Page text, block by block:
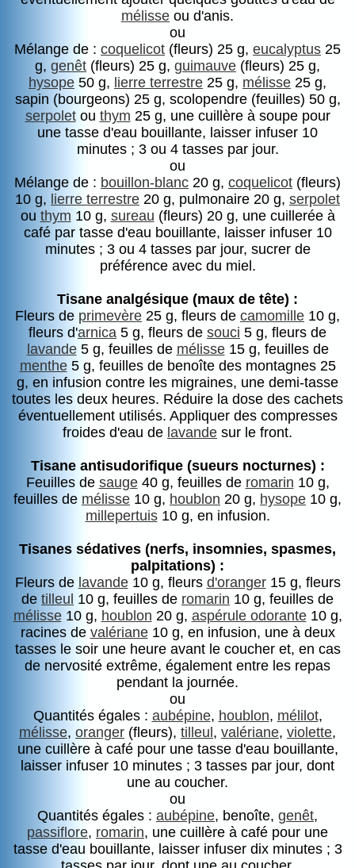
mélisse ou d'anis.
ou
Mélange de : coquelicot (fleurs) 25 g, eucalyptus 25
g, genêt (fleurs) 25 g, guimauve (fleurs) 25 g,
hysope 50 g, lierre terrestre 25 g, mélisse 25 g,
sapin (bourgeons) 25 g, scolopendre (feuilles) 50 g,
serpoletou thym 25 g, une cuillère à soupe pour
une tasse d'eau bouillante, laisser infuser 10
minutes ; 3 ou 4 tasses par jour.
ou
Mélange de : bouillon-blanc 20 g, coquelicot (fleurs)
10 g, lierre terrestre 20 g, pulmonaire 20 g, serpolet
ou thym 10 g, sureau (fleurs) 20 g, une cuillerée à
café par tasse d'eau bouillante, laisser infuser 10
minutes ; 3 ou 4 tasses par jour, sucrer de
préférence avec du miel.
Tisane analgésique (maux de tête) :
Fleurs de primevère 25 g, fleurs de camomille 10 g,
fleurs d'arnica 5 g, fleurs de souci 5 g, fleurs de
lavande5 g, feuilles de mélisse15 g, feuilles de
menthe5 g, feuilles de benoîte des montagnes 25
g, en infusion contre les migraines, une demi-tasse
toutes les deux heures. Réduire la dose des cachets
éventuellement utilisés. Appliquer des compresses
froides d'eau de lavande sur le front.
Tisane antisudorifique (sueurs nocturnes) :
Feuilles de sauge40 g, feuilles de romarin 10 g,
feuilles de mélisse 10 g, houblon 20 g, hysope 10 g,
millepertuis10 g, en infusion.
Tisanes sédatives (nerfs, insomnies, spasmes,
palpitations) :
Fleurs de lavande10 g, fleurs d'oranger15 g, fleurs
de tilleul 10 g, feuilles de romarin 10 g, feuilles de
mélisse10 g, houblon 20 g, aspérule odorante10 g,
racines de valériane10 g, en infusion, une à deux
tasses le soir une heure avant le coucher et, en cas
de nervosité extrême, également entre les repas
pendant la journée.
ou
Quantités égales : aubépine, houblon, mélilot,
mélisse, oranger (fleurs), tilleul , valériane, violette,
une cuillère à café pour une tasse d'eau bouillante,
laisser infuser 10 minutes ; 3 tasses par jour, dont
une au coucher.
ou
Quantités égales : aubépine, benoîte, genêt,
passiflore, romarin, une cuillère à café pour une
tasse d'eau bouillante, laisser infuser dix minutes ; 3